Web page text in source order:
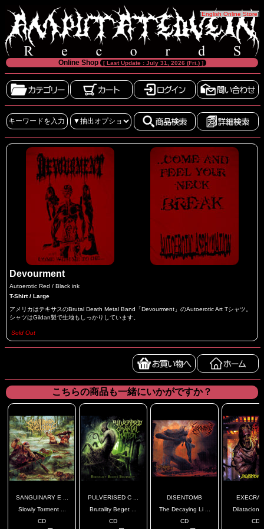
[English Online Store]
Online Shop [ Last Update : July 31, 2026 (Fri.) ]
Devourment
Autoerotic Red / Black ink
T-Shirt / Large
アメリカはテキサスのBrutal Death Metal Band「Devourment」のAutoerotic Art Tシャツ。
シャツはGildan製で生地もしっかりしています。
Sold Out
こちらの商品も一緒にいかがですか？
SANGUINARY E ...
Slowly Torment ...
CD
PULVERISED C ...
Brutality Beget ...
CD
DISENTOMB
The Decaying Li ...
CD
Dilatacion
CD